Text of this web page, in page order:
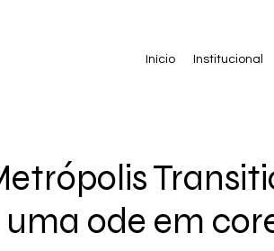
Início Institucional
uma ode em